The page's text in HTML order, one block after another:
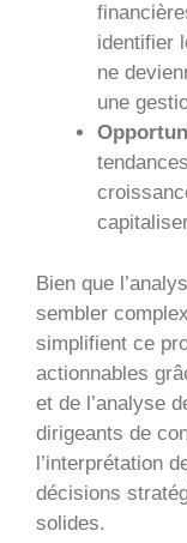
identifier
ne
une
Bien que
sembler
simplifient ce
actionnables
et de l’analyse
dirigeants de
l’interprétation
décisions
solides.